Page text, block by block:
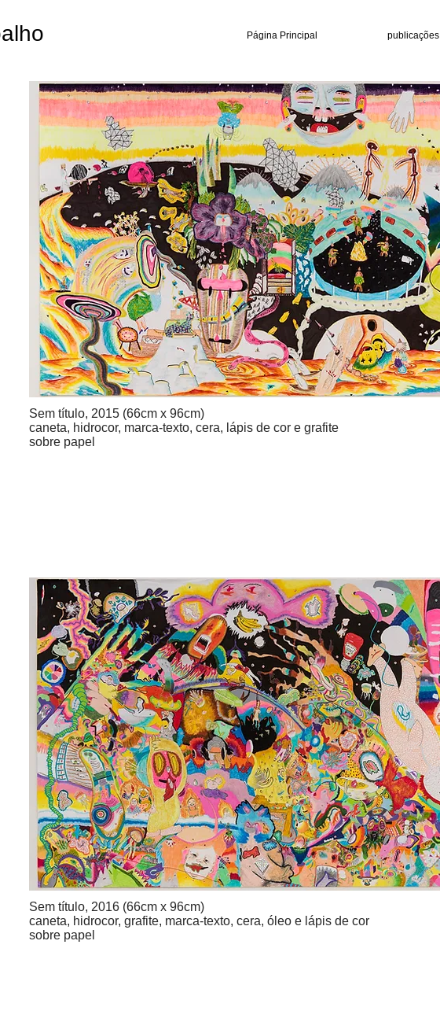
Página Principal publicações
Sem título, 2015 (66cm x 96cm)
caneta, hidrocor, marca-texto, cera, lápis de cor e grafite
sobre papel
Sem título, 2016 (66cm x 96cm)
caneta, hidrocor, grafite, marca-texto, cera, óleo e lápis de cor
sobre papel